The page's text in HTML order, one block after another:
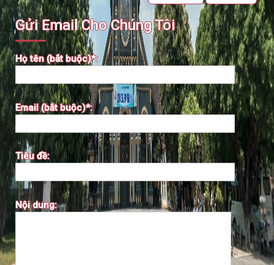
Gửi Email Cho Chúng Tôi
Họ tên (bắt buộc)*:
Email (bắt buộc)*:
Tiêu đề:
Nội dung: